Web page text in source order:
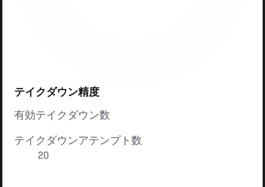
テイクダウン精度
有効テイクダウン数
テイクダウンアテンプト数
20